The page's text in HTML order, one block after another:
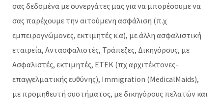
σας δεδομένα με συνεργάτες μας για να μπορέσουμε να
σας παρέχουμε την αιτούμενη ασφάλιση (π.χ
εμπειρογνώμονες, εκτιμητές κ.α), με άλλη ασφαλιστική
εταιρεία, Αντασφαλιστές, Τράπεζες, Δικηγόρους, με
Ασφαλιστές, εκτιμητές, ΕΤΕΚ (πχ αρχιτέκτονες-
επαγγελματικής ευθύνης), Immigration (MedicalMaids),
με προμηθευτή συστήματος, με δικηγόρους πελατών και